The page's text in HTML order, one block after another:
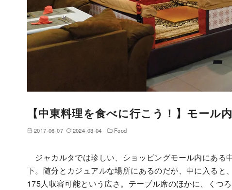
【中東料理を食べに行こう！】モー
2017-06-07 2024-03-04 Food
ジャカルタでは珍しい、ショッピングモール内にある
下。随分とカジュアルな場所にあるのだが、中に入ると
175人収容可能という広さ。テーブル席のほかに、くつろ